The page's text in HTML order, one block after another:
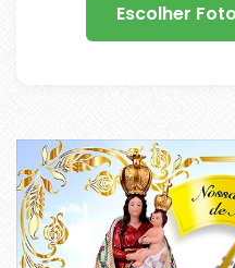
Escolher